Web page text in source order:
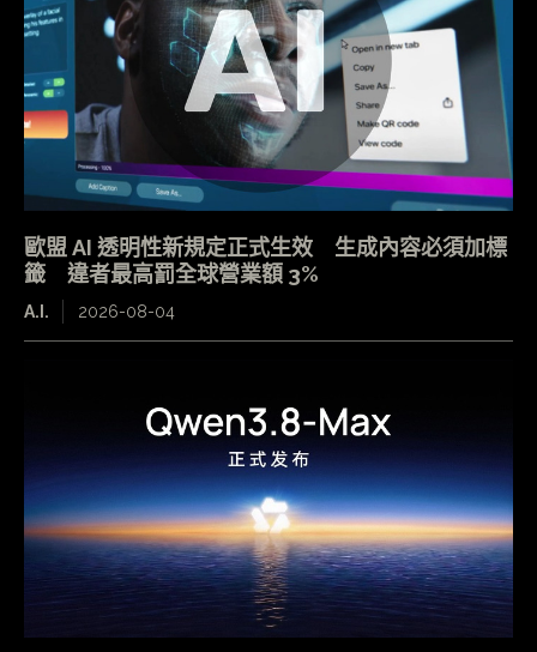
歐盟 AI 透明性新規定正式生效 生成內容必須加標
籤 違者最高罰全球營業額 3%
A.I. 2026-08-04